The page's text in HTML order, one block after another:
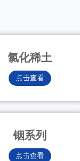
氯化稀土
点击查看
铟系列
点击查看